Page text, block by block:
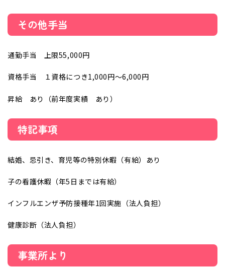
その他手当
通勤手当 上限55,000円
資格手当 １資格につき1,000円～6,000円
昇給 あり（前年度実績 あり）
特記事項
結婚、忌引き、育児等の特別休暇（有給）あり
子の看護休暇（年5日までは有給）
インフルエンザ予防接種年1回実施（法人負担）
健康診断（法人負担）
事業所より